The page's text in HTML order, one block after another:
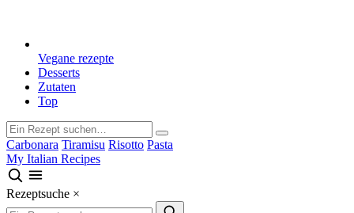
Vegane rezepte
Desserts
Zutaten
Top
Carbonara Tiramisu Risotto Pasta
My Italian Recipes
Rezeptsuche ×